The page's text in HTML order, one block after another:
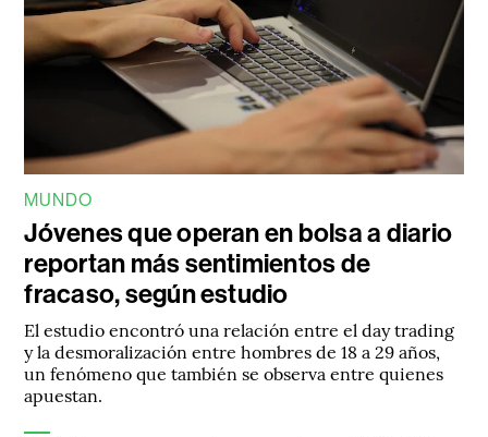
MUNDO
Jóvenes que operan en bolsa a diario
reportan más sentimientos de
fracaso, según estudio
El estudio encontró una relación entre el day trading
y la desmoralización entre hombres de 18 a 29 años,
un fenómeno que también se observa entre quienes
apuestan.